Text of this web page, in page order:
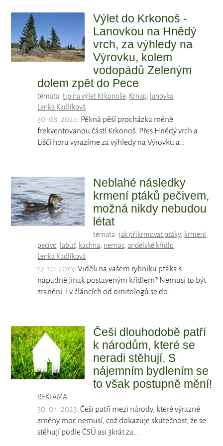
Výlet do Krkonoš -
Lanovkou na Hnědý
vrch, za výhledy na
Výrovku, kolem
vodopádů Zeleným
dolem zpět do Pece
témata:tip na výlet Krkonoše, Krnap, lanovka
Lenka Kadlíková
30. 08. 2024: Pěkná pěší procházka méně
frekventovanou částí Krkonoš. Přes Hnědý vrch a
Liščí horu vyrazíme za výhledy na Výrovku a…
Neblahé následky
krmení ptáků pečivem,
možná nikdy nebudou
létat
témata: jak přikrmovat ptáky, krmení,
pečivo, labuť, kachna, nemoc,andělské křídlo
Lenka Kadlíková
17. 10. 2023: Viděli na vašem rybníku ptáka s
nápadně jinak postaveným křídlem? Nemusí to být
zranění. I v článcích od ornitologů se do…
Češi dlouhodobě patří
k národům, které se
neradi stěhují. S
nájemním bydlením se
to však postupně mění!
REKLAMA
30. 04. 2023: Češi patří mezi národy, které výrazné
změny moc nemusí, což dokazuje skutečnost, že se
stěhují podle ČSÚ asi 3krát za…